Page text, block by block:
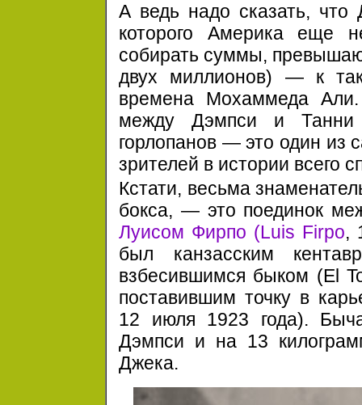
А ведь надо сказать,
которого Америка еще
собирать суммы,
двух миллионов) — к
времена Мохаммеда
между Дэмпси и
горлопанов — это один из
зрителей в истории всего
Кстати, весьма
бокса, — это поединок
Луисом Фирпо (Luis Firpo,
был канзасским
взбесившимся быком (El
поставившим точку в
12 июля
1923 года).
Дэмпси и на 13
Джека.